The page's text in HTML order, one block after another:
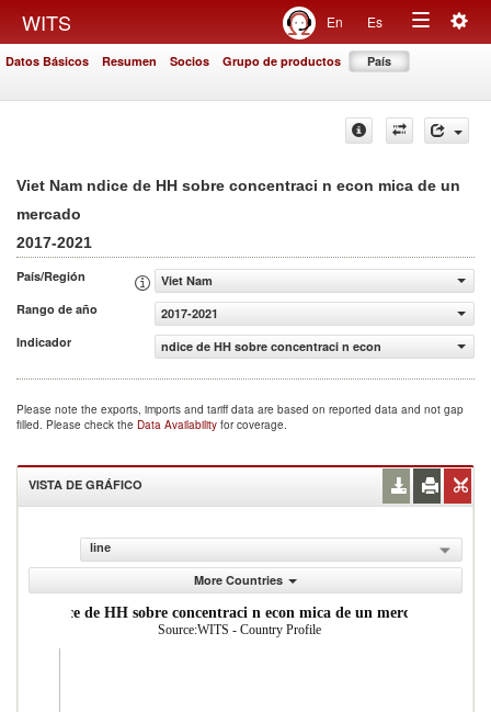
WITS En Es
Toggle
Datos Básicos Resumen Socios Grupo de productos País
Viet Nam ndice de HH sobre concentraci n econ mica de un
mercado
2017-2021
País/Región
Viet Nam
Rango de año
2017-2021
Indicador
ndice de HH sobre concentraci n econ mica de un
Please note the exports, imports and tariff data are based on reported data and not gap
filled. Please check the Data Availability for coverage.
VISTA DE GRÁFICO
line
More Countries
ndice de HH sobre concentraci n econ mica de un mercado
Source:WITS - Country Profile